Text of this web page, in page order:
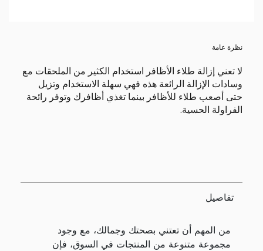
نظرة عامة
لا تعني إزالة طلاء الأظافر استخدام الكثير من الملحقات مع
وسادات الإزالة الرائعة هذه فهي سهلة الاستخدام وتزيل
حتى أصعب طلاء للأظافر بينما تغذي أظافرك وتوفر رائحة
الفراولة الحسية.
تفاصيل
من المهم أن تعتني بصحتك وجمالك، مع وجود
مجموعة متنوعة من المنتجات في السوق، فإن